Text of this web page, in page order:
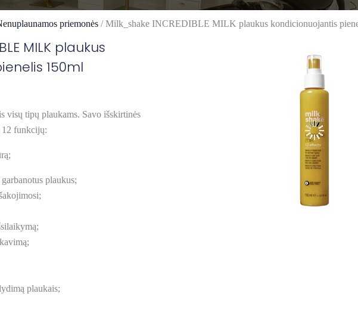
priemonės / Milk_shake INCREDIBLE MILK plaukus kondicionuojantis
MILK plaukus
150ml
visų tipų plaukams. Savo išskirtinės
12 funkcijų:
plaukus;
plaukais;